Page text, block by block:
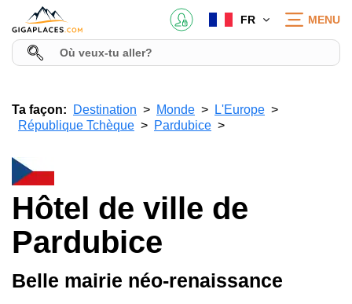
FR MENU
Ta façon: Destination Monde
L'Europe
République Tchèque
Pardubice
Hôtel de ville de
Pardubice
Belle mairie néo-renaissance